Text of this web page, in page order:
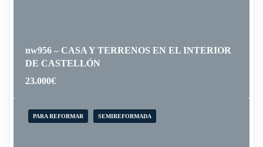
nw956 – CASA Y TERRENOS EN EL INTERIOR
DE CASTELLÓN
23.000€
PARA REFORMAR SEMIREFORMADA